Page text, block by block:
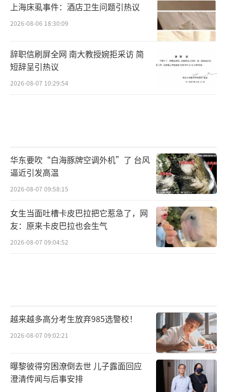
上海床虱事件：酒店卫生问题引热议
2026-08-06 18:30:09
辞职信刷屏全网 南大教授婉拒采访 简
短辞呈引热议
2026-08-07 10:29:54
华东要吹“白海豚牌空调外机”了 台风
逼近引发高温
2026-08-07 09:58:15
女生当面吐槽卡皮巴拉把它惹急了，网
友：原来卡皮巴拉也会生气
2026-08-07 09:04:52
越来越多高分考生放弃985选警校！
2026-08-07 09:02:21
曝黎彼得穷困潦倒去世 儿子露面回应
澄清传闻与后事安排